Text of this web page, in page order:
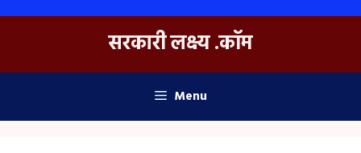
Skip
सरकारी लक्ष्य .कॉम
Menu